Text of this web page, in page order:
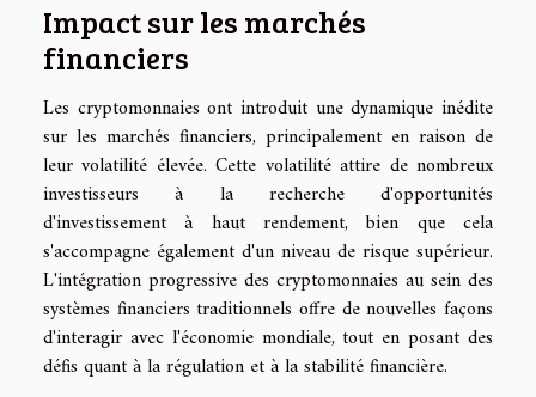
Impact sur les marchés
financiers
Les cryptomonnaies ont introduit une dynamique inédite
sur les marchés financiers, principalement en raison de
leur volatilité élevée. Cette volatilité attire de nombreux
investisseurs à la recherche d'opportunités
d'investissement à haut rendement, bien que cela
s'accompagne également d'un niveau de risque supérieur.
L'intégration progressive des cryptomonnaies au sein des
systèmes financiers traditionnels offre de nouvelles façons
d'interagir avec l'économie mondiale, tout en posant des
défis quant à la régulation et à la stabilité financière.